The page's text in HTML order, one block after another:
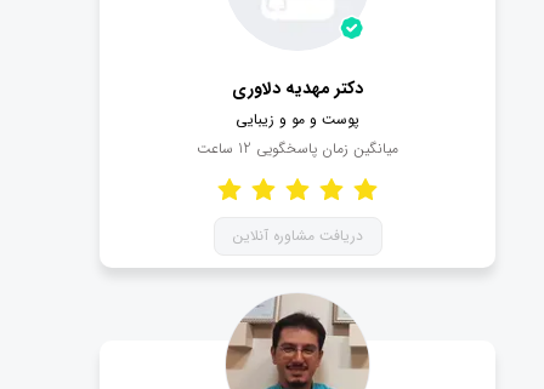
بشوید و بر روی گزینه «دریافت مشاوره آنلاین» کلیک کنید.
ارتباط شما با پزشک برقرار شده و پس از پرداخت هزینه
مشاوره، می توانید به گفتگوی خود ادامه دهید.
دکتر مهدیه دلاوری
پوست و مو و زیبایی
میانگین زمان پاسخگویی 12 ساعت
دریافت مشاوره آنلاین